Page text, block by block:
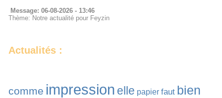
Message: 06-08-2026 - 13:46
Thème: Notre actualité pour Feyzin
Actualités :
comme impression elle papier faut bien